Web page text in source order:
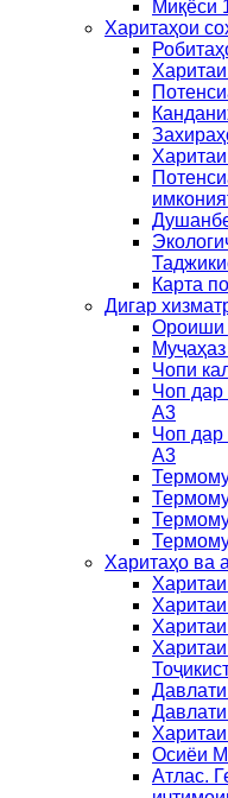
Миқёси
Харитаҳои
Харитаи
Карта
Дигар
Ороиши
Муҷаҳаз
Чопи
Чоп дар
А3
Чоп дар
А3
Харитаҳо ва
Осиёи
Атлас.